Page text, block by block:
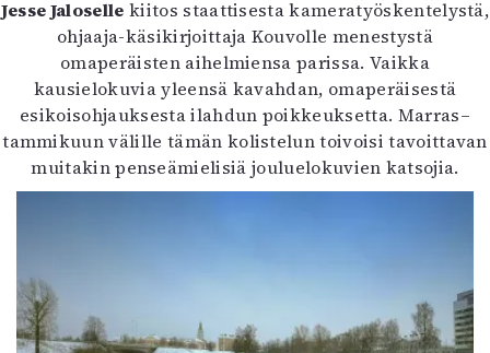
Jesse Jaloselle kiitos staattisesta kameratyöskentelystä,
ohjaaja-käsikirjoittaja Kouvolle menestystä
omaperäisten aihelmiensa parissa. Vaikka
kausielokuvia yleensä kavahdan, omaperäisestä
esikoisohjauksesta ilahdun poikkeuksetta. Marras–
tammikuun välille tämän kolistelun toivoisi tavoittavan
muitakin penseämielisiä jouluelokuvien katsojia.